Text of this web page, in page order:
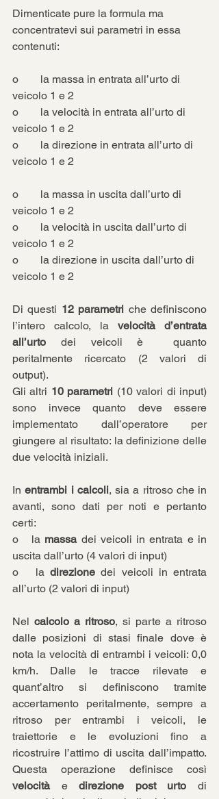
Dimenticate pure la formula ma
concentratevi sui parametri in essa
contenuti:
o        la massa in entrata all’urto di
veicolo 1 e 2
o        la velocità in entrata all’urto di
veicolo 1 e 2
o        la direzione in entrata all’urto di
veicolo 1 e 2
o        la massa in uscita dall’urto di
veicolo 1 e 2
o        la velocità in uscita dall’urto di
veicolo 1 e 2
o        la direzione in uscita dall’urto di
veicolo 1 e 2
Di questi 12 parametri che definiscono
l’intero calcolo, la velocità d’entrata
all’urto dei veicoli è  quanto
peritalmente ricercato (2 valori di
output).
Gli altri 10 parametri (10 valori di input)
sono invece quanto deve essere
implementato dall’operatore per
giungere al risultato: la definizione delle
due velocità iniziali.
In entrambi i calcoli, sia a ritroso che in
avanti, sono dati per noti e pertanto
certi:
o   la massa dei veicoli in entrata e in
uscita dall’urto (4 valori di input)
o   la direzione dei veicoli in entrata
all’urto (2 valori di input)
Nel calcolo a ritroso, si parte a ritroso
dalle posizioni di stasi finale dove è
nota la velocità di entrambi i veicoli: 0,0
km/h. Dalle le tracce rilevate e
quant’altro si definiscono tramite
accertamento peritalmente, sempre a
ritroso per entrambi i veicoli, le
traiettorie e le evoluzioni fino a
ricostruire l’attimo di uscita dall’impatto.
velocità e direzione post urto di